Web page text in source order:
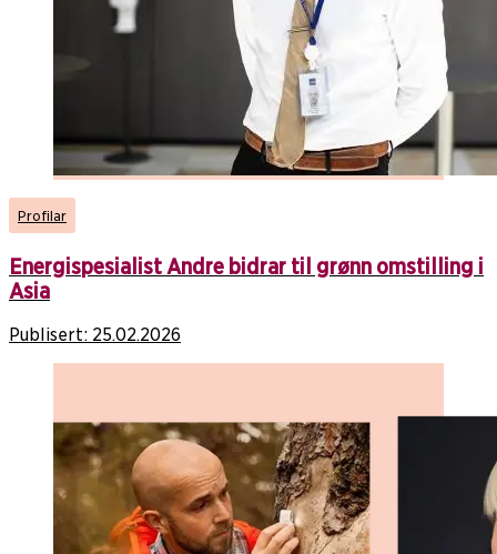
Profilar
Energispesialist Andre bidrar til grønn omstilling i
Asia
Publisert: 25.02.2026